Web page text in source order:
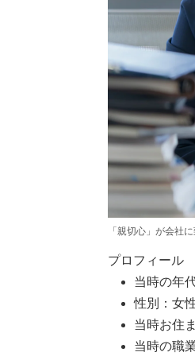
「親切心」が会社
プロフィール
当時の年
性別：女
当時お住
当時の職